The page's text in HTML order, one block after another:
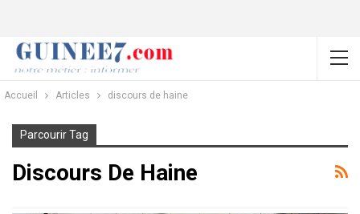
Accueil Articles discours de haine
Parcourir Tag
Discours De Haine